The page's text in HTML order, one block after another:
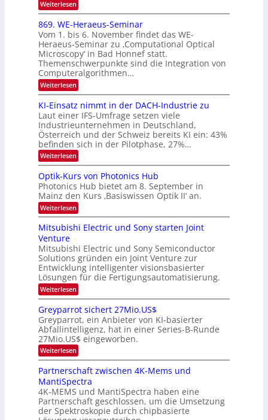
N
2
0
2
6
n
k
-
u
n
d
B
i
l
d
v
e
r
a
r
b
e
i
n
g
s
-
T
r
e
n
d
s
I
m
i
t
d
e
n
k
t
Weiterlesen:
E
x
o
s
e
n
s
m
e
l
d
e
t
s
t
a
r
k
e
W
a
c
h
s
u
i
m
e
r
s
t
e
n
H
a
l
b
j
a
r
869. WE-Heraeus-Seminar
Vom 1. bis 6. November findet das WE-
Heraeus-Seminar zu ‚Computational Optical
Microscopy‘ in Bad Honnef statt.
Themenschwerpunkte sind die Integration von
Computeralgorithmen…
Weiterlesen:
8
9
.
W
E
-
H
e
r
a
e
u
s
-
S
e
n
a
r
KI-Einsatz nimmt in der DACH-Industrie zu
Laut einer IFS-Umfrage setzen viele
Industrieunternehmen in Deutschland,
Österreich und der Schweiz bereits KI ein: 43%
befinden sich in der Pilotphase, 27%…
Weiterlesen:
K
-
E
i
n
s
a
t
n
m
m
t
i
n
d
e
r
D
A
C
H
I
n
d
u
s
t
Optik-Kurs von Photonics Hub
Photonics Hub bietet am 8. September in
Mainz den Kurs ‚Basiswissen Optik II‘ an.
Weiterlesen:
O
p
t
k
-
K
u
r
s
v
o
n
P
h
o
t
o
n
i
c
H
u
b
Mitsubishi Electric und Sony starten Joint
Venture
Mitsubishi Electric und Sony Semiconductor
Solutions gründen ein Joint Venture zur
Entwicklung intelligenter visionsbasierter
Lösungen für die Fertigungsautomatisierung.
Weiterlesen:
M
t
s
u
b
i
s
i
E
e
c
t
Greyparrot sichert 27Mio.US$
Greyparrot, ein Anbieter von KI-basierter
Abfallintelligenz, hat in einer Series-B-Runde
27Mio.US$ eingeworben.
Weiterlesen:
G
r
e
y
p
a
r
r
Partnerschaft zwischen 4K-Mems und
MantiSpectra
4K-MEMS und MantiSpectra haben eine
Partnerschaft geschlossen, um die Umsetzung
der Spektroskopie durch chipbasierte